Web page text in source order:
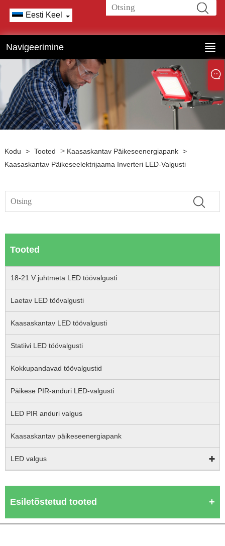
Eesti Keel
Navigeerimine
Kodu > Tooted > Kaasaskantav Päikeseenergiapank >
Kaasaskantav Päikeseelektrijaama Inverteri LED-Valgusti
Tooted
18-21 V juhtmeta LED töövalgusti
Laetav LED töövalgusti
Kaasaskantav LED töövalgusti
Statiivi LED töövalgusti
Kokkupandavad töövalgustid
Päikese PIR-anduri LED-valgusti
LED PIR anduri valgus
Kaasaskantav päikeseenergiapank
LED valgus
Esiletõstetud tooted